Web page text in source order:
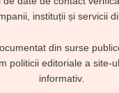
instituții și servicii
din surse
politicii editoriale a site-
informativ.